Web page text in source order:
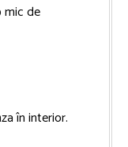
mic de
în interior.